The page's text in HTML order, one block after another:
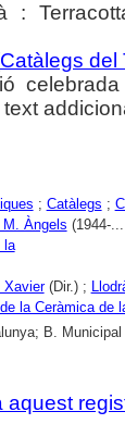
:
Catàlegs del
; Catàlegs ;
M. Àngels (1944-
la
Xavier(Dir.) ;
la Ceràmica de
B.
aquest